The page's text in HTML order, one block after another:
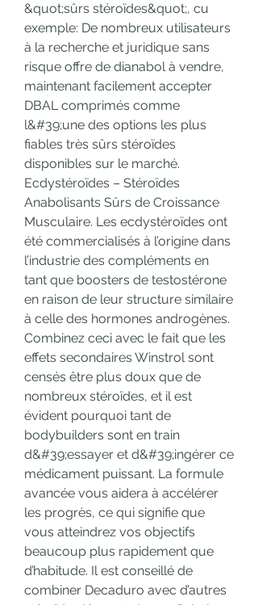
&quot;sûrs stéroïdes&quot;, cu
exemple: De nombreux utilisateurs
à la recherche et juridique sans
risque offre de dianabol à vendre,
maintenant facilement accepter
DBAL comprimés comme
l&#39;une des options les plus
fiables très sûrs stéroïdes
disponibles sur le marché.
Ecdystéroïdes – Stéroïdes
Anabolisants Sûrs de Croissance
Musculaire. Les ecdystéroïdes ont
été commercialisés à l’origine dans
l’industrie des compléments en
tant que boosters de testostérone
en raison de leur structure similaire
à celle des hormones androgènes.
Combinez ceci avec le fait que les
effets secondaires Winstrol sont
censés être plus doux que de
nombreux stéroïdes, et il est
évident pourquoi tant de
bodybuilders sont en train
d&#39;essayer et d&#39;ingérer ce
médicament puissant. La formule
avancée vous aidera à accélérer
les progrès, ce qui signifie que
vous atteindrez vos objectifs
beaucoup plus rapidement que
d’habitude. Il est conseillé de
combiner Decaduro avec d’autres